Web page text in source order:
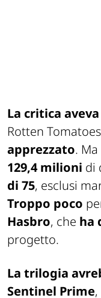
La critica
Rotten
apprezzato.
129,4 milioni di
di 75, esclusi
Troppo poco
Hasbro, che ha
progetto.
La trilogia
Sentinel Prime,